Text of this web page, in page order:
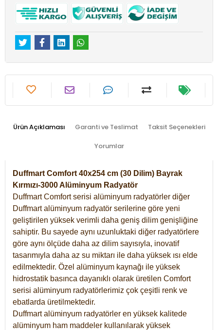
Ürün Açıklaması Garanti ve Teslimat Taksit Seçenekleri
Yorumlar
Duffmart Comfort 40x254 cm (30 Dilim) Bayrak
Kırmızı-3000 Alüminyum Radyatör
Duffmart Comfort serisi alüminyum radyatörler diğer
Duffmart alüminyum radyatör serilerine göre yeni
geliştirilen yüksek verimli daha geniş dilim genişliğine
sahiptir. Bu sayede aynı uzunluktaki diğer radyatörlere
göre aynı ölçüde daha az dilim sayısıyla, inovatif
tasarımıyla daha az su miktarı ile daha yüksek ısı elde
edilmektedir. Özel alüminyum kaynağı ile yüksek
hidrostatik basınca dayanıklı olarak üretilen Comfort
serisi alüminyum radyatörlerimiz çok çeşitli renk ve
ebatlarda üretilmektedir.
Duffmart alüminyum radyatörler en yüksek kalitede
alüminyum ham maddeler kullanılarak yüksek